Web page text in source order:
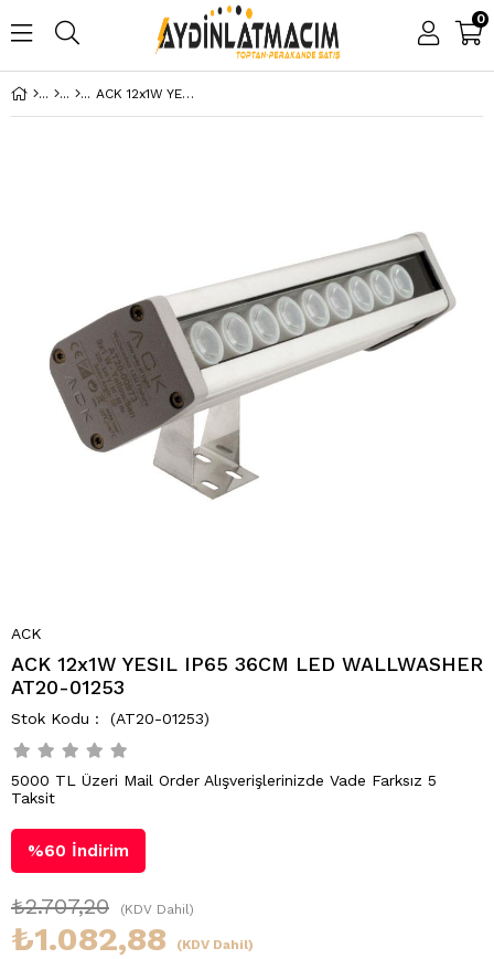
0
ACK 12x1W YESIL IP65 36CM LED WALLWASHER AT20-01253
ACK
ACK 12x1W YESIL IP65 36CM LED WALLWASHER
AT20-01253
(AT20-01253)
5000 TL Üzeri Mail Order Alışverişlerinizde Vade Farksız 5
Taksit
%60 İndirim
₺2.707,20 (KDV Dahil)
₺1.082,88 (KDV Dahil)